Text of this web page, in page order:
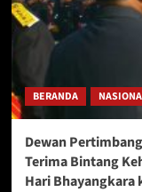
BERANDA
Dewan
Terima Bintang
Hari Bhayangkara